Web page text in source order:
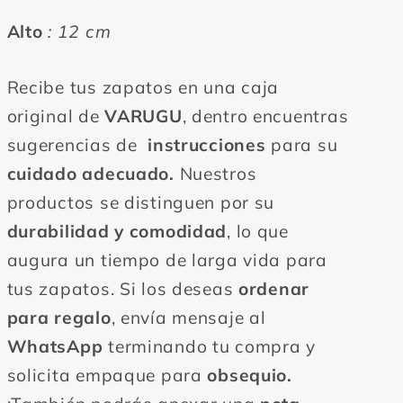
Alto: 12 cm
Recibe tus zapatos en una caja
original deVARUGU, dentro encuentras
sugerencias de instrucciones para su
cuidado adecuado. Nuestros
productos se distinguen por su
durabilidad y comodidad, lo que
augura un tiempo de larga vida para
tus zapatos. Si los deseasordenar
para regalo, envía mensaje al
WhatsApp terminando tu compra y
solicita empaque paraobsequio.